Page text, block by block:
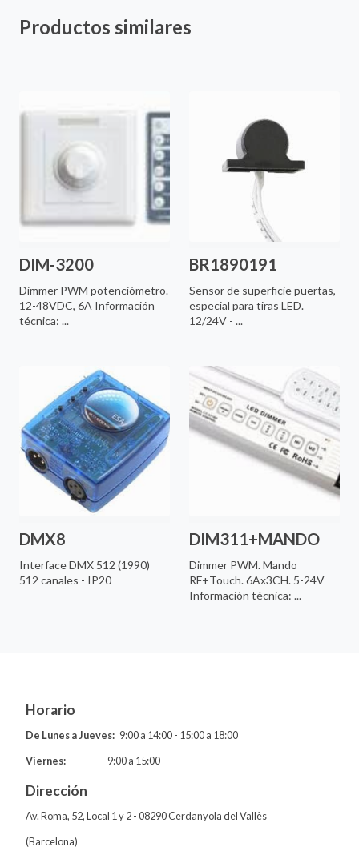
Productos similares
DIM-3200
Dimmer PWM potenciómetro.
12-48VDC, 6A Información
técnica: ...
BR1890191
Sensor de superficie puertas,
especial para tiras LED.
12/24V - ...
DMX8
Interface DMX 512 (1990)
512 canales - IP20
DIM311+MANDO
Dimmer PWM. Mando
RF+Touch. 6Ax3CH. 5-24V
Información técnica: ...
Horario
De Lunes a Jueves: 9:00 a 14:00 - 15:00 a 18:00
Viernes: 9:00 a 15:00
Dirección
Av. Roma, 52, Local 1 y 2 - 08290 Cerdanyola del Vallès
(Barcelona)